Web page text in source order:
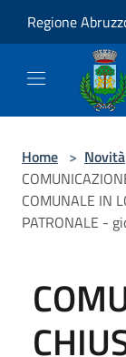
Regione
Home > Novità
COMUNALE IN
PATRONALE -